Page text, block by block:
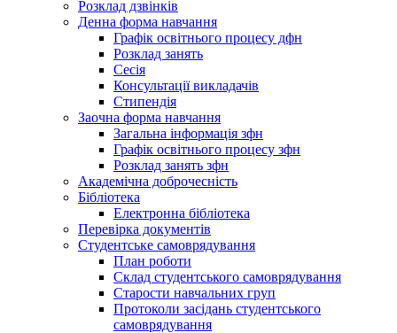
Розклад дзвінків
Денна форма навчання
Графік освітнього процесу дфн
Розклад занять
Сесія
Консультації викладачів
Стипендія
Заочна форма навчання
Загальна інформація зфн
Графік освітнього процесу зфн
Розклад занять зфн
Академічна доброчесність
Бібліотека
Електронна бібліотека
Перевірка документів
Студентське самоврядування
План роботи
Склад студентського самоврядування
Старости навчальних груп
Протоколи засідань студентського
самоврядування